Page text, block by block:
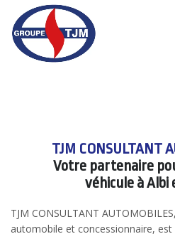
TJM CONSULTANT
Votre partenaire
véhicule à Albi
TJM CONSULTANT
automobile et concessionnaire,